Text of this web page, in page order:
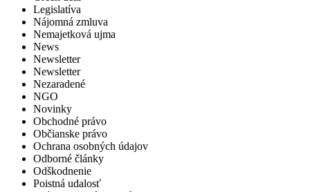
Legislatíva
Nájomná zmluva
Nemajetková ujma
News
Newsletter
Newsletter
Nezaradené
NGO
Novinky
Obchodné právo
Občianske právo
Ochrana osobných údajov
Odborné články
Odškodnenie
Poistná udalosť